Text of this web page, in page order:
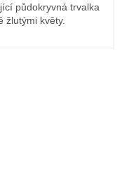
půdokryvná trvalka
žlutými květy.